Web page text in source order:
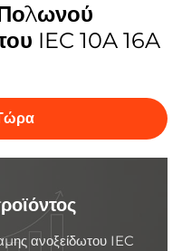
IEC 10A 16A
ανοξείδωτου IEC